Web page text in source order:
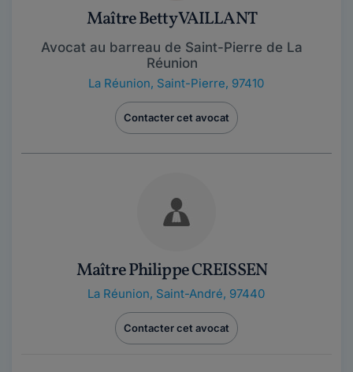
Maître Betty VAILLANT
Avocat au barreau de Saint-Pierre de La
Réunion
La Réunion, Saint-Pierre, 97410
Contacter cet avocat
Maître Philippe CREISSEN
La Réunion, Saint-André, 97440
Contacter cet avocat